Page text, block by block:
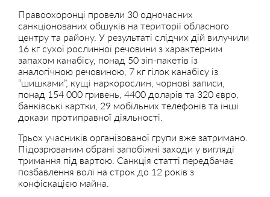
Правоохоронці провели 30 одночасних
санкціонованих обшуків на території обласного
центру та району. У результаті слідчих дій вилучили
16 кг сухої рослинної речовини з характерним
запахом канабісу, понад 50 зіп-пакетів із
аналогічною речовиною, 7 кг гілок канабісу із
“шишками”, кущі наркорослин, чорнові записи,
понад 154 000 гривень, 4400 доларів та 320 євро,
банківські картки, 29 мобільних телефонів та інші
докази протиправної діяльності.
Трьох учасників організованої групи вже затримано.
Підозрюваним обрані запобіжні заходи у вигляді
тримання під вартою. Санкція статті передбачає
позбавлення волі на строк до 12 років з
конфіскацією майна.